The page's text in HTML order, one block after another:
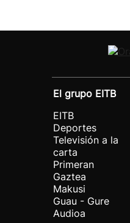
El grupo EITB
EITB
Deportes
Televisión a la
carta
Primeran
Gaztea
Makusi
Guau - Gure
Audioa